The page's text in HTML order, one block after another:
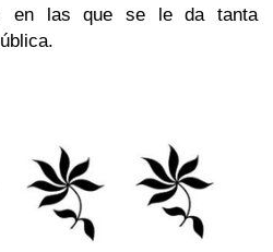
en las que se le da tanta